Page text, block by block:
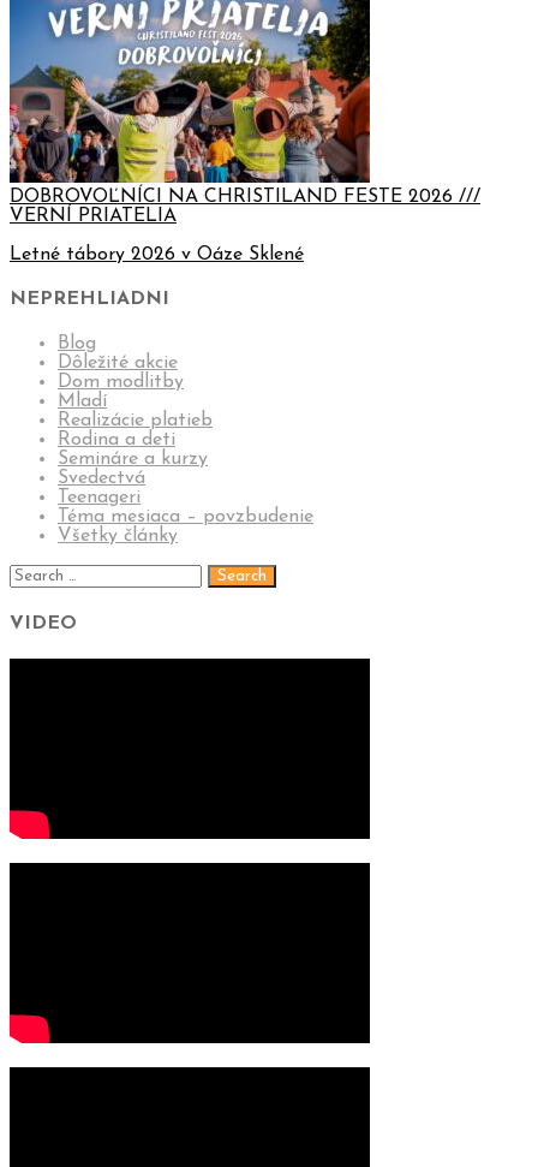
DOBROVOĽNÍCI NA CHRISTILAND FESTE 2026 ///
VERNÍ PRIATELIA
Letné tábory 2026 v Oáze Sklené
NEPREHLIADNI
Blog
Dôležité akcie
Dom modlitby
Mladí
Realizácie platieb
Rodina a deti
Semináre a kurzy
Svedectvá
Teenageri
Téma mesiaca – povzbudenie
Všetky články
VIDEO